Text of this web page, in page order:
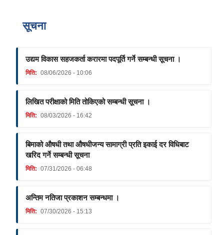
Pages
सूचना
उद्यम विकास सहजकर्ता करारमा पदपूर्ति गर्ने सम्बन्धी सूचना ।
मिति: 08/06/2026 - 10:06
लिखित परीक्षाको मिति तोकिएको सम्बन्धी सूचना ।
मिति: 08/03/2026 - 16:42
बिमाको औषधी तथा औषधीजन्य सामाग्री प्रति इकाई दर विधिबाट
खरिद गर्ने सम्बन्धी सूचना
मिति: 07/31/2026 - 06:48
अन्तिम नतिजा प्रकाशन सम्बन्धमा ।
मिति: 07/30/2026 - 15:13